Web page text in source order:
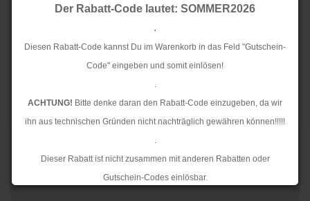
Der Rabatt-Code lautet: SOMMER2026
.
Diesen Rabatt-Code kannst Du im Warenkorb in das Feld "Gutschein-
Code" eingeben und somit einlösen!
.
ACHTUNG! Bitte denke daran den Rabatt-Code einzugeben, da wir
ihn aus technischen Gründen nicht nachträglich gewähren können!!!!!
.
Dieser Rabatt ist nicht zusammen mit anderen Rabatten oder
Gutschein-Codes einlösbar.